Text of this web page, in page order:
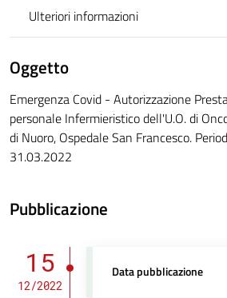
Ulteriori informazioni
Oggetto
Emergenza Covid - Autorizzazione
personale Infermieristico dell'U.O. di
di Nuoro, Ospedale San Francesco.
31.03.2022
Pubblicazione
15
12/2022
Data pubblicazione